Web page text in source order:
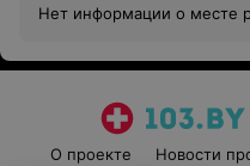
Нет информации о месте
О проекте Новости